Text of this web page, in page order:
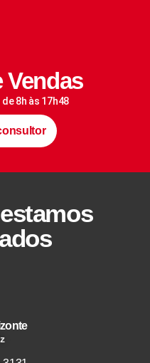
Vendas
8h às 17h48